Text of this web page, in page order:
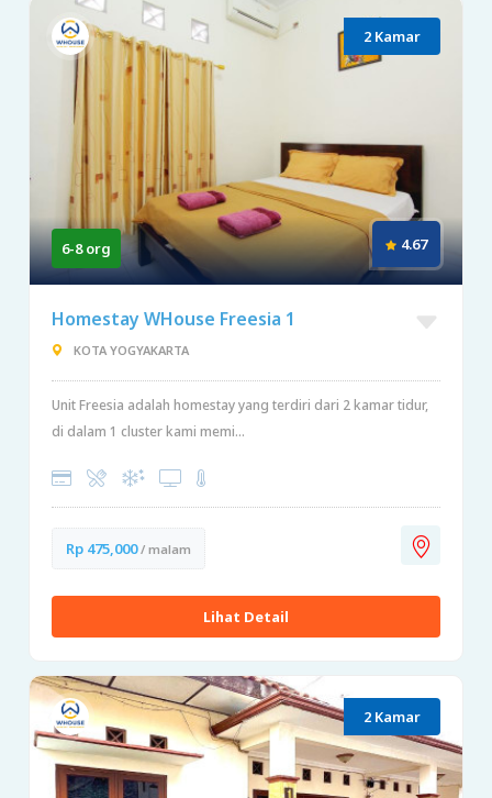
2 Kamar
6-8 org 4.67
Homestay WHouse Freesia 1
KOTA YOGYAKARTA
Unit Freesia adalah homestay yang terdiri dari 2 kamar tidur,
di dalam 1 cluster kami memi...
Rp 475,000/ malam
Lihat Detail
2 Kamar